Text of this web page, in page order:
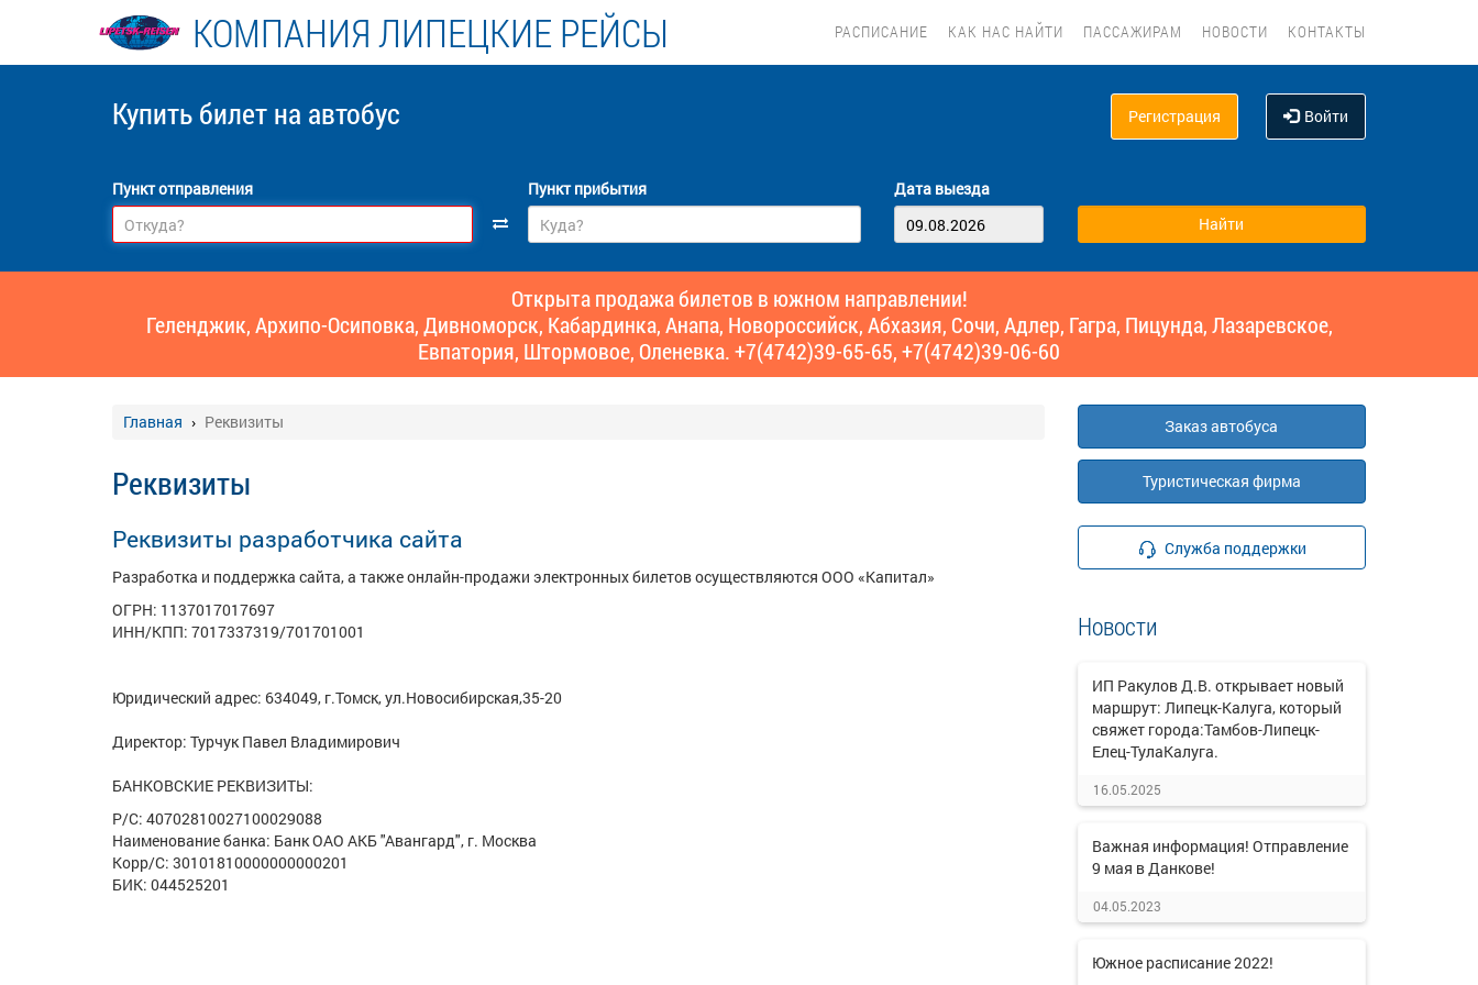
КОМПАНИЯ ЛИПЕЦКИЕ РЕЙСЫ РАСПИСАНИЕ КАК НАС НАЙТИ ПАССАЖИРАМ НОВОСТИ КОНТАКТЫ
Купить билет на автобус Регистрация Войти
Пункт отправления Пункт прибытия Дата выезда
Открыта продажа билетов в южном направлении!
Геленджик, Архипо-Осиповка, Дивноморск, Кабардинка, Анапа, Новороссийск, Абхазия, Сочи, Адлер, Гагра, Пицунда, Лазаревское,
Евпатория, Штормовое, Оленевка. +7(4742)39-65-65, +7(4742)39-06-60
Главная Реквизиты
Реквизиты
Реквизиты разработчика сайта
Разработка и поддержка сайта, а также онлайн-продажи электронных билетов осуществляются ООО «Капитал»
ОГРН: 1137017017697
ИНН/КПП: 7017337319/701701001
Юридический адрес: 634049, г.Томск, ул.Новосибирская,35-20
Директор: Турчук Павел Владимирович
БАНКОВСКИЕ РЕКВИЗИТЫ:
Р/С: 40702810027100029088
Наименование банка: Банк ОАО АКБ "Авангард", г. Москва
Корр/С: 30101810000000000201
БИК: 044525201
Заказ автобуса
Туристическая фирма
Служба поддержки
Новости
ИП Ракулов Д.В. открывает новый
маршрут: Липецк-Калуга, который
свяжет города:Тамбов-Липецк-
Елец-ТулаКалуга.
16.05.2025
Важная информация! Отправление
9 мая в Данкове!
04.05.2023
Южное расписание 2022!